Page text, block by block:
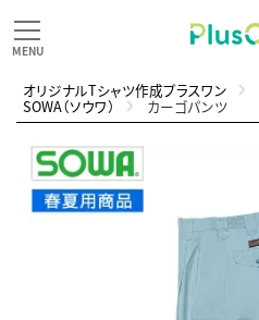
オリジナルTシャツ作成プラスワン
SOWA（ソウワ） カーゴパンツ